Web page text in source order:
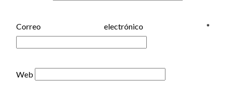
Correo electrónico *
Web